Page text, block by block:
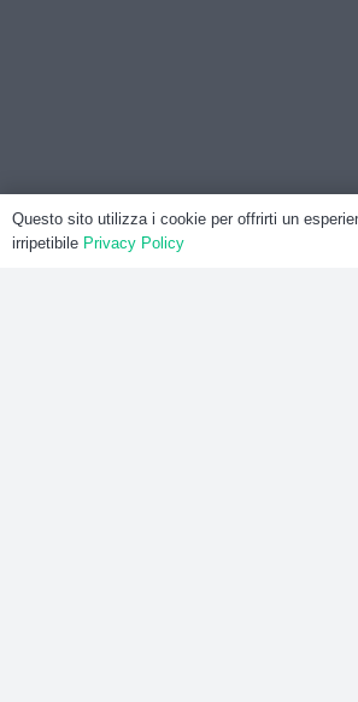
Questo sito utilizza i cookie per offrirti un
irripetibile Privacy Policy